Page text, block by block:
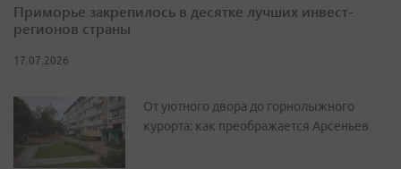
Приморье закрепилось в десятке лучших инвест-
регионов страны
17.07.2026
От уютного двора до горнолыжного
курорта: как преображается Арсеньев